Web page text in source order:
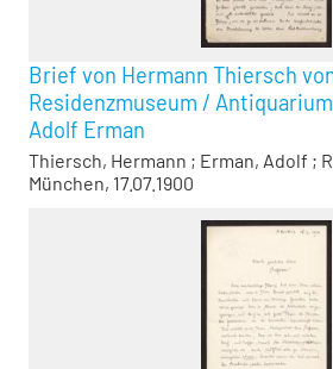
Brief von Hermann Thiersch
Residenzmuseum / Antiquarium (München) an
Adolf Erman
Thiersch, Hermann ; Erman, Adolf ;
München, 17.07.1900